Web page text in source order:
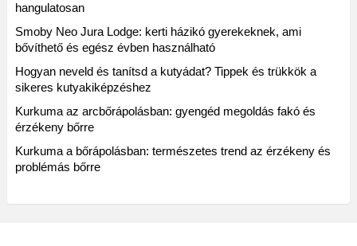
hangulatosan
Smoby Neo Jura Lodge: kerti házikó gyerekeknek, ami
bővíthető és egész évben használható
Hogyan neveld és tanítsd a kutyádat? Tippek és trükkök a
sikeres kutyakiképzéshez
Kurkuma az arcbőrápolásban: gyengéd megoldás fakó és
érzékeny bőrre
Kurkuma a bőrápolásban: természetes trend az érzékeny és
problémás bőrre